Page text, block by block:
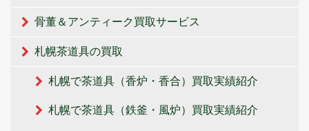
骨董＆アンティーク買取サービス
札幌茶道具の買取
札幌で茶道具（香炉・香合）買取実績紹介
札幌で茶道具（鉄釜・風炉）買取実績紹介